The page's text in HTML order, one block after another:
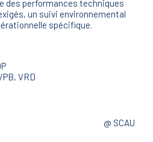
des performances techniques
un suivi environnemental
spécifique.
VRD
@ SCAU